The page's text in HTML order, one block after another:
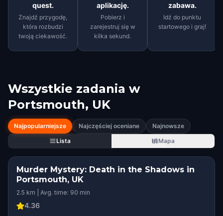
quest.
Znajdź przygodę,
która rozbudzi
twoją ciekawość.
aplikację.
Pobierz i
zarejestruj się w
kilka sekund.
zabawa.
Idź do punktu
startowego i graj!
Wszystkie zadania w
Portsmouth, UK
Najpopularniejsze Najczęściej oceniane
Najnowsze
Lista
Mapa
Murder Mystery: Death in the Shadows in
Portsmouth, UK
2.5 km | Avg. time: 90 min
4.36